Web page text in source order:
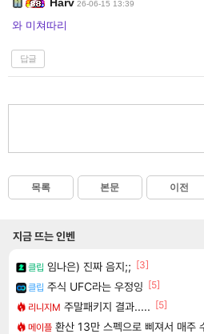
26-06-15 13:39
와 미쳐따리
답글
목록 본문 이전
지금 뜨는 인벤
클립 임나은) 진짜 음지;; [3]
클립 주식 UFC라는 우정잉 [5]
리니지M 주말패키지 결과..... [5]
메이플 환산 13만 스펙으로 삐져서 매주 수